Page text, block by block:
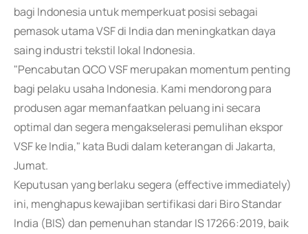
bagi Indonesia untuk memperkuat posisi sebagai
pemasok utama VSF di India dan meningkatkan daya
saing industri tekstil lokal Indonesia.
"Pencabutan QCO VSF merupakan momentum penting
bagi pelaku usaha Indonesia. Kami mendorong para
produsen agar memanfaatkan peluang ini secara
optimal dan segera mengakselerasi pemulihan ekspor
VSF ke India," kata Budi dalam keterangan di Jakarta,
Jumat.
Keputusan yang berlaku segera (effective immediately)
ini, menghapus kewajiban sertifikasi dari Biro Standar
India (BIS) dan pemenuhan standar IS 17266:2019, baik